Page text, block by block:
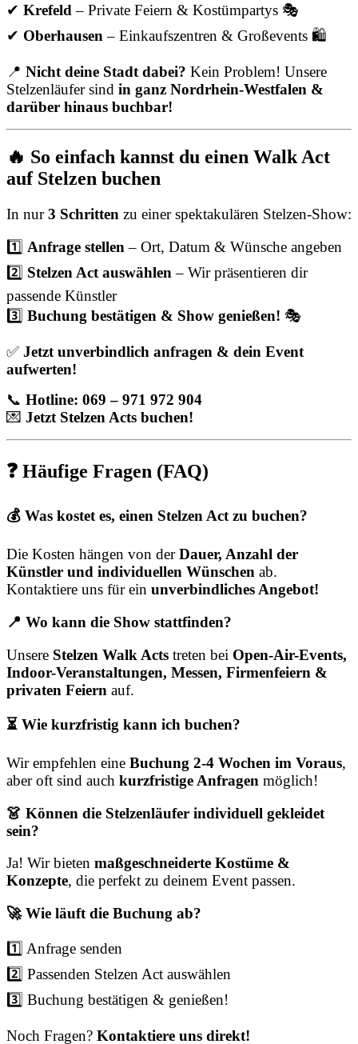
✔ Krefeld – Private Feiern & Kostümpartys 🎭
✔ Oberhausen – Einkaufszentren & Großevents 🛍
📍 Nicht deine Stadt dabei? Kein Problem! Unsere
Stelzenläufer sind in ganz Nordrhein-Westfalen &
darüber hinaus buchbar!
🔥 So einfach kannst du einen Walk Act
auf Stelzen buchen
In nur3 Schritten zu einer spektakulären Stelzen-Show:
1️⃣ Anfrage stellen – Ort, Datum & Wünsche angeben
2️⃣ Stelzen Act auswählen – Wir präsentieren dir
passende Künstler
3️⃣ Buchung bestätigen & Show genießen! 🎭
✅ Jetzt unverbindlich anfragen & dein Event
aufwerten!
📞 Hotline: 069 – 971 972 904
💌 Jetzt Stelzen Acts buchen!
❓ Häufige Fragen (FAQ)
💰 Was kostet es, einen Stelzen Act zu buchen?
Die Kosten hängen von derDauer, Anzahl der
Künstler und individuellen Wünschen ab.
Kontaktiere uns für ein unverbindliches Angebot!
📍 Wo kann die Show stattfinden?
Unsere Stelzen Walk Acts treten bei Open-Air-Events,
Indoor-Veranstaltungen, Messen, Firmenfeiern &
privaten Feiern auf.
⏳ Wie kurzfristig kann ich buchen?
Wir empfehlen eine Buchung 2-4 Wochen im Voraus,
aber oft sind auch kurzfristige Anfragen möglich!
👗 Können die Stelzenläufer individuell gekleidet
sein?
Ja! Wir bieten maßgeschneiderte Kostüme &
Konzepte, die perfekt zu deinem Event passen.
🚀 Wie läuft die Buchung ab?
1️⃣ Anfrage senden
2️⃣ Passenden Stelzen Act auswählen
3️⃣ Buchung bestätigen & genießen!
Noch Fragen? Kontaktiere uns direkt!